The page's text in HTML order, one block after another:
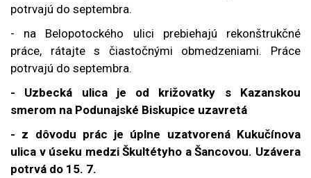
potrvajú do septembra.
- na Belopotockého ulici prebiehajú rekonštrukčné
práce, rátajte s čiastočnými obmedzeniami. Práce
potrvajú do septembra.
- Uzbecká ulica je od križovatky s Kazanskou
smerom na Podunajské Biskupice uzavretá
- z dôvodu prác je úplne uzatvorená Kukučínova
ulica v úseku medzi Škultétyho a Šancovou. Uzávera
potrvá do 15. 7.